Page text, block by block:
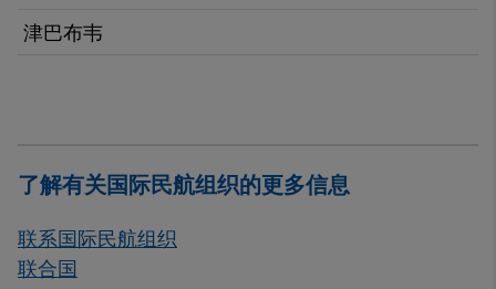
津巴布韦
了解有关国际民航组织的更多信息
联系国际民航组织
联合国